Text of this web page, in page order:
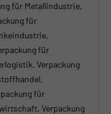
für Metallindustrie,
für
für
Verpackung
für
Verpackung